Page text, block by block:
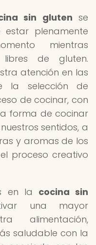
sin gluten se
plenamente
mientras
libres de gluten.
atención en las
la selección de
de cocinar, con
forma de cocinar
sentidos, a
y aromas de los
proceso creativo
en la cocina sin
una mayor
alimentación,
saludable con la